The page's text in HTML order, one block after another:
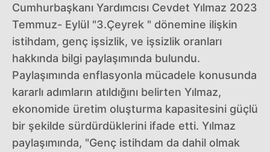
Cumhurbaşkanı Yardımcısı Cevdet Yılmaz 2023
Temmuz- Eylül "3.Çeyrek " dönemine ilişkin
istihdam, genç işsizlik, ve işsizlik oranları
hakkında bilgi paylaşımında bulundu.
Paylaşımında enflasyonla mücadele konusunda
kararlı adımların atıldığını belirten Yılmaz,
ekonomide üretim oluşturma kapasitesini güçlü
bir şekilde sürdürdüklerini ifade etti. Yılmaz
paylaşımında, "Genç istihdam da dahil olmak